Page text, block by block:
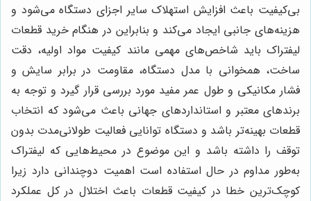
بی‌کیفیت باعث افزایش استهلاک سایر اجزای دستگاه می‌شود و
هزینه‌های جانبی ایجاد می‌کند و بنابراین در هنگام خرید قطعات
لیفتراک باید شاخص‌های مهمی مانند کیفیت مواد اولیه، دقت
ساخت، همخوانی با مدل دستگاه، مقاومت در برابر سایش و
فشار مکانیکی و طول عمر مفید مورد بررسی قرار گیرد و توجه به
برندهای معتبر و استانداردهای جهانی باعث می‌شود که انتخاب
قطعات بهینه‌تر باشد و دستگاه توانایی فعالیت طولانی‌مدت بدون
توقف را داشته باشد و این موضوع در محیط‌هایی که لیفتراک
به‌طور مداوم در حال استفاده است اهمیت دوچندانی دارد زیرا
کوچک‌ترین خطا در کیفیت قطعات باعث اختلال در کل عملکرد